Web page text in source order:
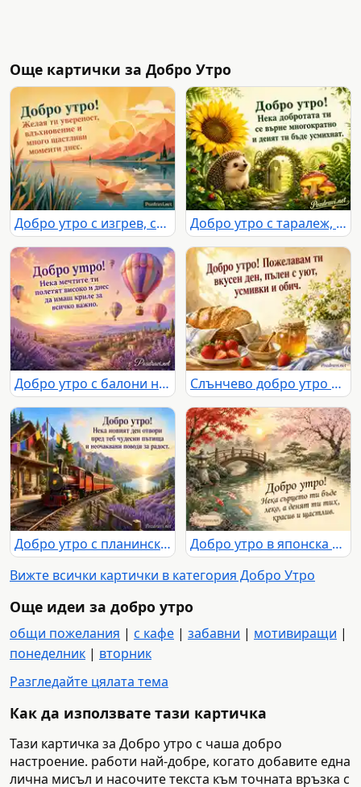
Още картички за Добро Утро
Добро утро с изгрев, спокойно езеро, планини и пожелание за щастлив ден Добро утро с таралеж, слънчоглед и приказна градина
Добро утро с балони над лавандулова долина при златен изгрев Слънчево добро утро с хляб, ягоди, мед и маргаритки
Добро утро с планински влак, изгрев, езеро и лавандулови поля
Добро утро в японска градина с кои, мост и пожелание за красив ден
Вижте всички картички в категория Добро Утро
Още идеи за добро утро
общи пожелания | с кафе | забавни | мотивиращи |
понеделник | вторник
Разгледайте цялата тема
Как да използвате тази картичка
Тази картичка за Добро утро с чаша добро
настроение. работи най-добре, когато добавите една
лична мисъл и насочите текста към точната връзка с